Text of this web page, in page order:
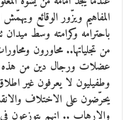
المفاهيم ويزّور الوقائع
باحترامه وكرامته وسط ميدان
من تجلياتها.. محاورون
عضلات ورجال دين من هذه
وطفيليون لا يعرفون غير
يحرّضون على الاختلاف